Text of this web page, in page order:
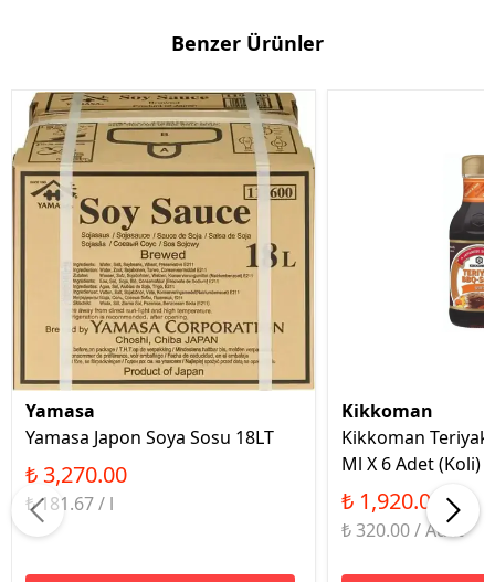
Benzer Ürünler
Yamasa
Yamasa Japon Soya Sosu 18LT
₺ 3,270.00
₺ 181.67 / l
Kikkoman
Kikkoman Teriyaki
Ml X 6 Adet (Koli)
₺ 1,920.00
₺ 320.00 / Adet